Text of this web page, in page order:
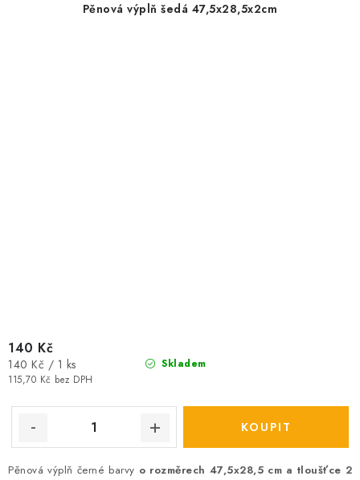
Pěnová výplň šedá 47,5x28,5x2cm
Skladem
115,70 Kč bez DPH
140 Kč
Měrná
cena:
140 Kč / 1 ks
Pěnová výplň černé barvy o rozměrech 47,5x28,5 cm a tloušťce 2